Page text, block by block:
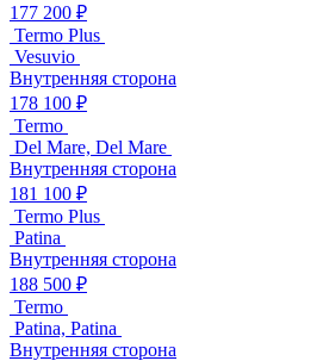
177 200 ₽
Termo Plus
Vesuvio
Внутренняя сторона
178 100 ₽
Termo
Del Mare, Del Mare
Внутренняя сторона
181 100 ₽
Termo Plus
Patina
Внутренняя сторона
188 500 ₽
Termo
Patina, Patina
Внутренняя сторона